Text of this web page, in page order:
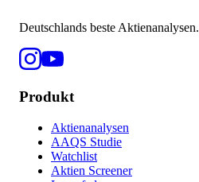
Deutschlands beste Aktienanalysen.
Produkt
Aktienanalysen
AAQS Studie
Watchlist
Aktien Screener